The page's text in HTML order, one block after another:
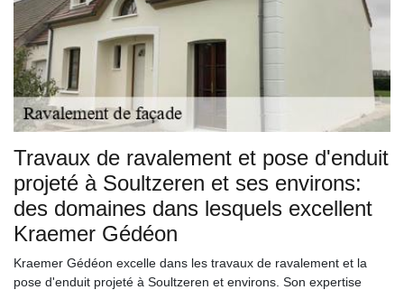
Travaux de ravalement et pose d'enduit
projeté à Soultzeren et ses environs:
des domaines dans lesquels excellent
Kraemer Gédéon
Kraemer Gédéon excelle dans les travaux de ravalement et la
pose d'enduit projeté à Soultzeren et environs. Son expertise